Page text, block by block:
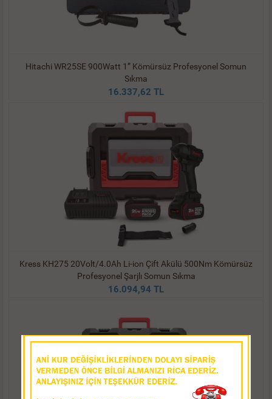
Hitachi WR25SE 900Watt 1” Kömürsüz Profesyonel Somun
Sıkma
16.337,62 TL
Kress KH275 20Volt/4.0Ah Li-ion Çift Akülü 500Nm Kömürsüz
Profesyonel Şarjlı Somun Sıkma
16.094,94 TL